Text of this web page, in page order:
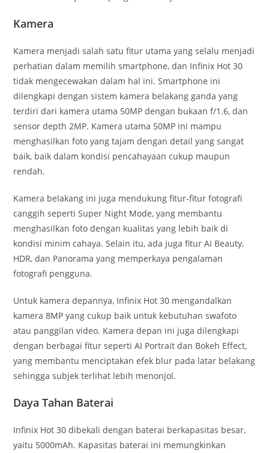
Kamera
Kamera menjadi salah satu fitur utama yang selalu menjadi
perhatian dalam memilih smartphone, dan Infinix Hot 30
tidak mengecewakan dalam hal ini. Smartphone ini
dilengkapi dengan sistem kamera belakang ganda yang
terdiri dari kamera utama 50MP dengan bukaan f/1.6, dan
sensor depth 2MP. Kamera utama 50MP ini mampu
menghasilkan foto yang tajam dengan detail yang sangat
baik, baik dalam kondisi pencahayaan cukup maupun
rendah.
Kamera belakang ini juga mendukung fitur-fitur fotografi
canggih seperti Super Night Mode, yang membantu
menghasilkan foto dengan kualitas yang lebih baik di
kondisi minim cahaya. Selain itu, ada juga fitur AI Beauty,
HDR, dan Panorama yang memperkaya pengalaman
fotografi pengguna.
Untuk kamera depannya, Infinix Hot 30 mengandalkan
kamera 8MP yang cukup baik untuk kebutuhan swafoto
atau panggilan video. Kamera depan ini juga dilengkapi
dengan berbagai fitur seperti AI Portrait dan Bokeh Effect,
yang membantu menciptakan efek blur pada latar belakang
sehingga subjek terlihat lebih menonjol.
Daya Tahan Baterai
Infinix Hot 30 dibekali dengan baterai berkapasitas besar,
yaitu 5000mAh. Kapasitas baterai ini memungkinkan